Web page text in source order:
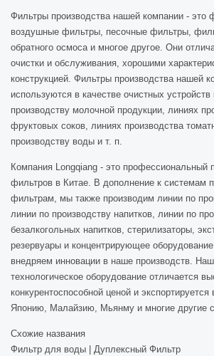
Фильтры производства нашей компании - это
воздушные фильтры, песочные фильтры,
обратного осмоса и многое другое. Они
очистки и обслуживания, хорошими
конструкцией. Фильтры производства нашей
используются в качестве очистных
производству молочной продукции, линиях
фруктовых соков, линиях производства
производству воды и т. п.
Компания Longqiang - это профессиональный
фильтров в Китае. В дополнение к системам
фильтрам, мы также производим линии по
линии по производству напитков, линии по
безалкогольных напитков, стерилизаторы,
резервуары и концентрирующее
внедряем инновации в наше производств.
технологическое оборудование отличается
конкурентоспособной ценой и
Японию, Малайзию, Мьянму и многие другие
Схожие названия
Фильтр для воды | Дуплексный Фильтр